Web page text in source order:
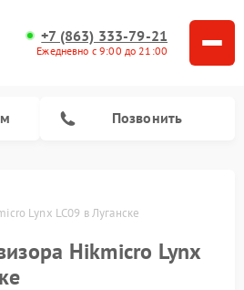
+7 (863) 333-79-21
Ежедневно с 9:00 до 21:00
Позвонить
Lynx LC09 в Луганске
Hikmicro Lynx